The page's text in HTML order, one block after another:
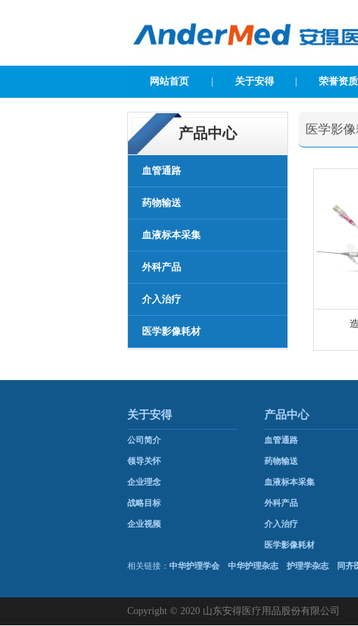
网站首页 关于安得 荣誉资质
产品中心
血管通路
药物输送
血液标本采集
外科产品
介入治疗
医学影像耗材
医学影
关于安得
公司简介
领导关怀
企业理念
战略目标
企业视频
产品中心
血管通路
药物输送
血液标本采集
外科产品
介入治疗
医学影像耗材
相关链接： 中华护理学会 中华护理杂志 护理学杂志 同齐
Copyright © 2020 山东安得医疗用品股份有限公司